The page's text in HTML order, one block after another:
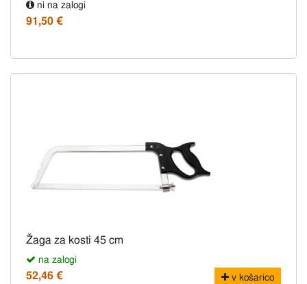
ni na zalogi
91,50 €
Žaga za kosti 45 cm
na zalogi
52,46 € v košarico